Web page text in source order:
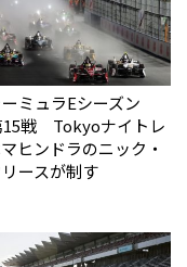
ーミュラEシーズン
15戦 Tokyoナイトレ
ヒンドラのニック・
ースが制す